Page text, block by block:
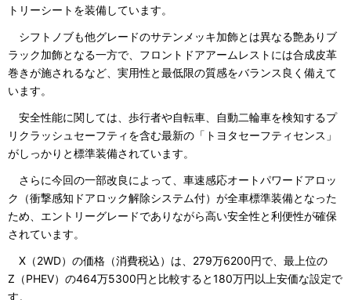
トリーシートを装備しています。
シフトノブも他グレードのサテンメッキ加飾とは異なる艶ありブ
ラック加飾となる一方で、フロントドアアームレストには合成皮革
巻きが施されるなど、実用性と最低限の質感をバランス良く備えて
います。
安全性能に関しては、歩行者や自転車、自動二輪車を検知するプ
リクラッシュセーフティを含む最新の「トヨタセーフティセンス」
がしっかりと標準装備されています。
さらに今回の一部改良によって、車速感応オートパワードアロッ
ク（衝撃感知ドアロック解除システム付）が全車標準装備となった
ため、エントリーグレードでありながら高い安全性と利便性が確保
されています。
X（2WD）の価格（消費税込）は、279万6200円で、最上位の
Z（PHEV）の464万5300円と比較すると180万円以上安価な設定で
す。